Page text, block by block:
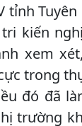
tỉnh
kiến
xem
trong
đó đã
trường